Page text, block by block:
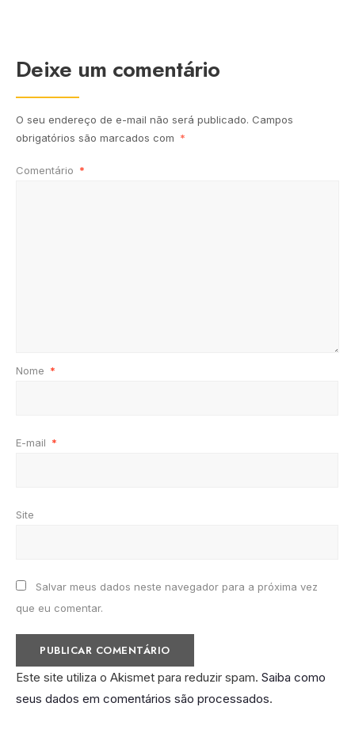
Deixe um comentário
O seu endereço de e-mail não será publicado. Campos
obrigatórios são marcados com *
Comentário *
Nome *
E-mail *
Site
Salvar meus dados neste navegador para a próxima vez
que eu comentar.
Este site utiliza o Akismet para reduzir spam. Saiba como
seus dados em comentários são processados.